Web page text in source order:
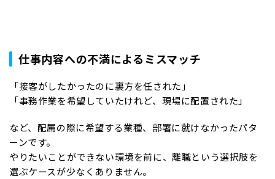
仕事内容への不満によるミスマッチ
「接客がしたかったのに裏方を任された」
「事務作業を希望していたけれど、現場に配置された」
など、配属の際に希望する業種、部署に就けなかったパタ
ーンです。
やりたいことができない環境を前に、離職という選択肢を
選ぶケースが少なくありません。